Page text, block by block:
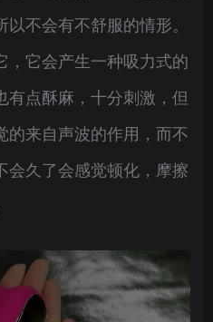
不会有不舒服的情形。
，它会产生一种吸力式的
有点酥麻，十分刺激，但
的来自声波的作用，而不
会久了会感觉顿化，摩擦